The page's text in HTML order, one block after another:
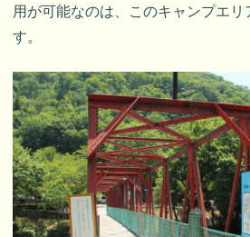
用が可能なのは、このキャンプエリ
す。